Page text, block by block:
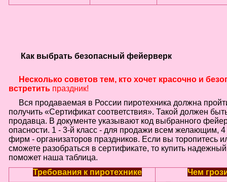
Как выбрать безопасный фейерверк
Несколько советов тем, кто хочет красочно и
встретить праздник!
Вся продаваемая в России пиротехника должна
получить «Сертификат соответствия». Такой должен
продавца. В документе указывают код выбранного
опасности. 1 - 3-й класс - для продажи всем желающим, 4
фирм - организаторов праздников. Если вы торопитесь
сможете разобраться в сертификате, то купить
поможет наша таблица.
Требования к пиротехнике
Чем